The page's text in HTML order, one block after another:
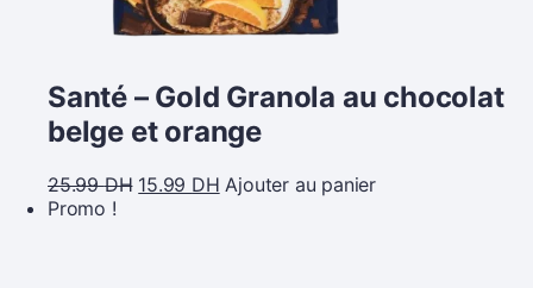
Santé – Gold Granola au chocolat
belge et orange
25.99DH 15.99 DH Ajouter au panier
Promo !